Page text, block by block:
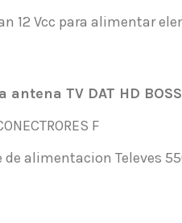
12 Vcc para alimentar
antena TV DAT HD
F